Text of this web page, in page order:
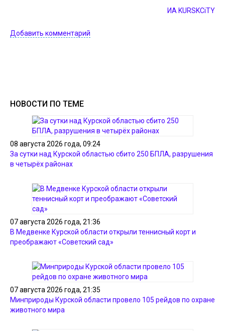
ИА KURSKCiTY
Добавить комментарий
НОВОСТИ ПО ТЕМЕ
08 августа 2026 года, 09:24
За сутки над Курской областью сбито 250 БПЛА, разрушения
в четырёх районах
07 августа 2026 года, 21:36
В Медвенке Курской области открыли теннисный корт и
преображают «Советский сад»
07 августа 2026 года, 21:35
Минприроды Курской области провело 105 рейдов по охране
животного мира